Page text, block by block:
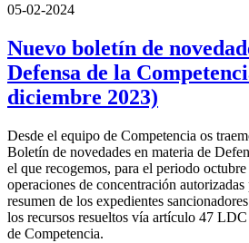
05-02-2024
Nuevo boletín de
Defensa de la
diciembre 2023)
Desde el equipo de Competencia os
Boletín de novedades en materia de
el que recogemos, para el periodo
operaciones de concentración
resumen de los expedientes
los recursos resueltos vía artículo 47
de Competencia.